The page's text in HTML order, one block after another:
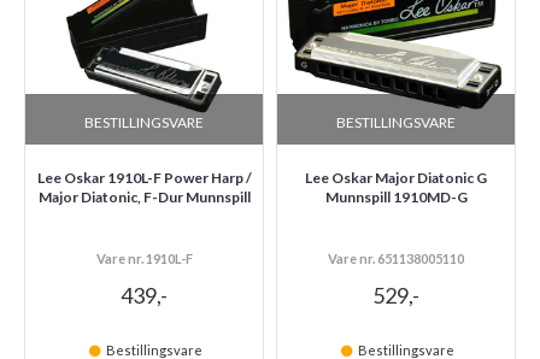
BESTILLINGSVARE
Lee Oskar 1910L-F Power Harp /
Major Diatonic, F-Dur Munnspill
Vare nr. 1910L-F
439,-
Bestillingsvare
BESTILLINGSVARE
Lee Oskar Major Diatonic G
Munnspill 1910MD-G
Vare nr. 651138005110
529,-
Bestillingsvare